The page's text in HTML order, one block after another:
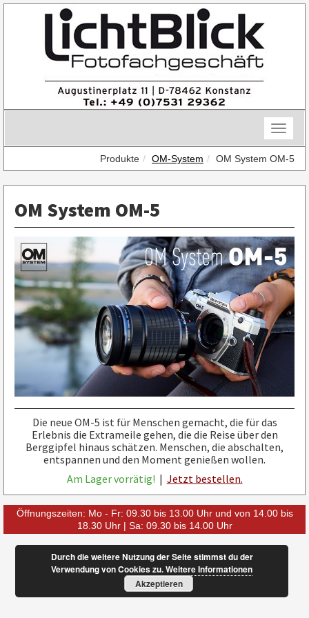
Toggle
Produkte
OM-System OM System OM-5
OM System OM-5
Die neue OM-5 ist für Menschen gemacht, die für das
Erlebnis die Extrameile gehen, die die Reise über den
Berggipfel hinaus schätzen. Menschen, die abschalten,
entspannen und den Moment genießen wollen.
Am Lager vorrätig! | Jetzt bestellen.
Öffnungszeiten: Mo - Fr: 09.30 bis 13.00 Uhr und von 14.00 bis
18.30 Uhr | Sa: 09.30 bis 14.00 Uhr
Durch die weitere Nutzung der Seite stimmst du der
Verwendung von Cookies zu.Weitere Informationen
Akzeptieren